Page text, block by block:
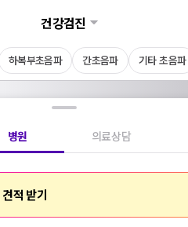
건강검진
하복부초음파 간초음파 기타 초음파
병원 의료상담
견적 받기